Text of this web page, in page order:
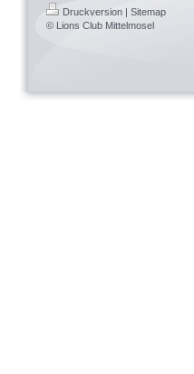
Druckversion | Sitemap
© Lions Club Mittelmosel